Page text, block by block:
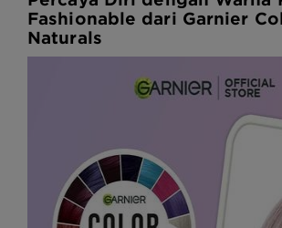
Fashionable dari Garnier
Naturals